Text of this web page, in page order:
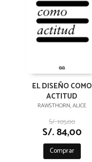
EL DISEÑO COMO
ACTITUD
RAWSTHORN, ALICE
S/. 105,00
S/. 84,00
Comprar